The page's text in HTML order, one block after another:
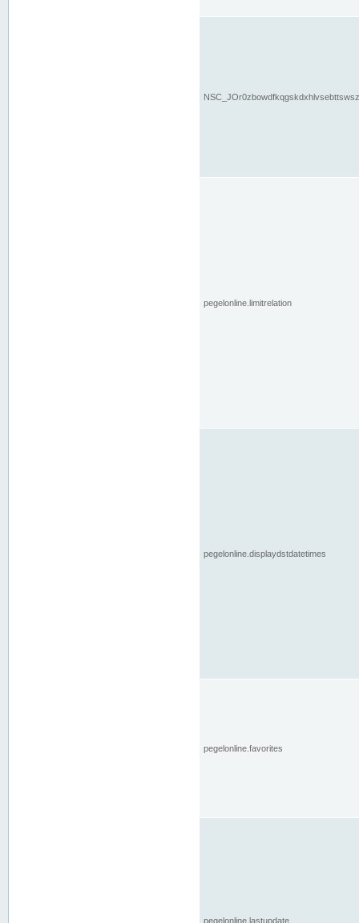
pegelonline.limitrelation
pegelonline.displaydstdatetimes
pegelonline.favorites
pegelonline.lastupdate